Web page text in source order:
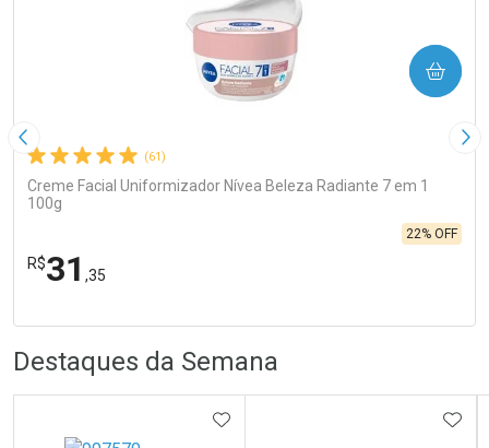
Imagem Anterior
(61)
Creme Facial Uniformizador Nívea Beleza Radiante 7 em 1
100g
R$31 ,35
22% OFF
COMPRAR
Laboratório
Por Menos
Destaques da Semana
ADICIONAR AOS FAVORITOS